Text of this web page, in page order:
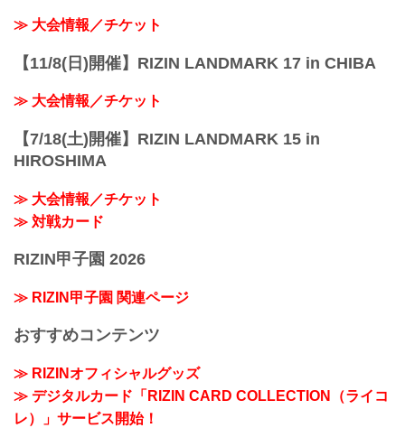
≫ 大会情報／チケット
【11/8(日)開催】RIZIN LANDMARK 17 in CHIBA
≫ 大会情報／チケット
【7/18(土)開催】RIZIN LANDMARK 15 in
HIROSHIMA
≫ 大会情報／チケット
≫ 対戦カード
RIZIN甲子園 2026
≫ RIZIN甲子園 関連ページ
おすすめコンテンツ
≫ RIZINオフィシャルグッズ
≫ デジタルカード「RIZIN CARD COLLECTION（ライコ
レ）」サービス開始！